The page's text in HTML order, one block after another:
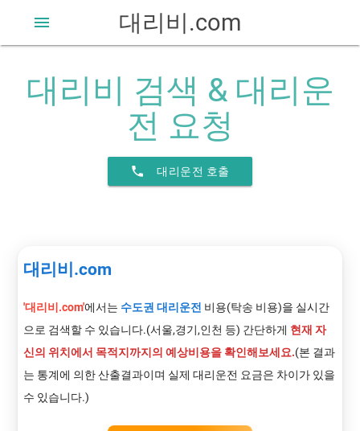
대리비.com
menu
대리비 검색 & 대리운
전 요청
phone 대리운전 호출
대리비.com
'대리비.com'에서는 수도권 대리운전 비용(탁송 비용)을 실시간
으로 검색할 수 있습니다.(서울,경기,인천 등) 간단하게 현재 자
신의 위치에서 목적지까지의 예상비용을 확인해보세요.(본 결과
는 통계에 의한 산출결과이며 실제 대리운전 요금은 차이가 있을
수 있습니다.)